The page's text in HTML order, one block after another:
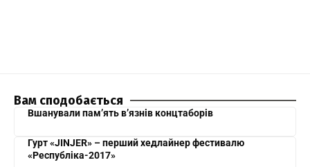
Вам сподобається
Вшанували пам’ять в’язнів концтаборів
Гурт «JINJER» – перший хедлайнер фестивалю
«Республіка-2017»